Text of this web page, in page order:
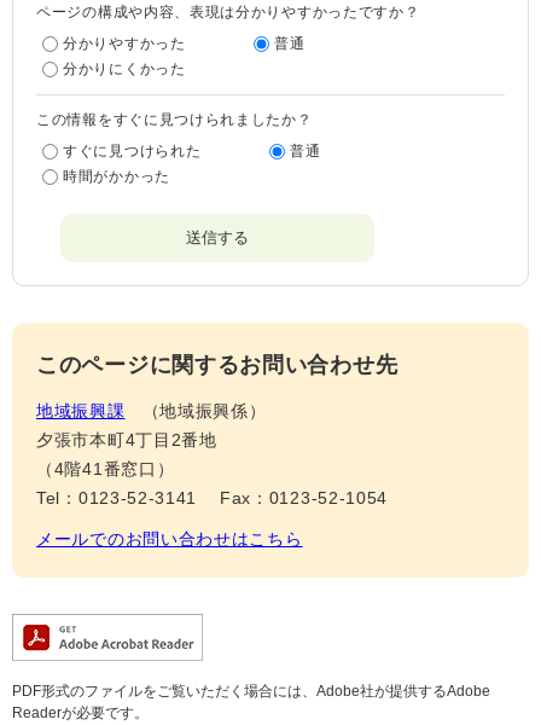
ページの構成や内容、表現は分かりやすかったですか？
分かりやすかった
普通
分かりにくかった
この情報をすぐに見つけられましたか？
すぐに見つけられた
普通
時間がかかった
このページに関するお問い合わせ先
地域振興課
地域振興係
夕張市本町4丁目2番地
（4階41番窓口）
Tel：0123-52-3141
Fax：0123-52-1054
メールでのお問い合わせはこちら
PDF形式のファイルをご覧いただく場合には、Adobe社が提供するAdobe
Readerが必要です。